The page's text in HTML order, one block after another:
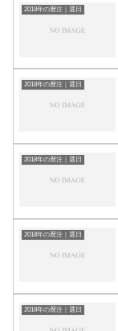
2018年の暦注｜選日
2018年の暦注｜選日
2018年の暦注｜選日
2018年の暦注｜選日
2018年の暦注｜選日